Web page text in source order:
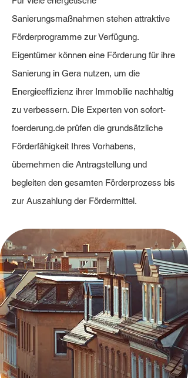
Sanierungsmaßnahmen stehen attraktive
Förderprogramme zur Verfügung.
Eigentümer können eine Förderung für ihre
Sanierung in Gera nutzen, um die
Energieeffizienz ihrer Immobilie nachhaltig
zu verbessern. Die Experten von sofort-
foerderung.de prüfen die grundsätzliche
Förderfähigkeit Ihres Vorhabens,
übernehmen die Antragstellung und
begleiten den gesamten Förderprozess bis
zur Auszahlung der Fördermittel.